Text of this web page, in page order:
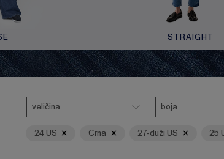
STRAIGHT
Veličina
veličina
Boja
boja
24 US Crna 27-duži US 25